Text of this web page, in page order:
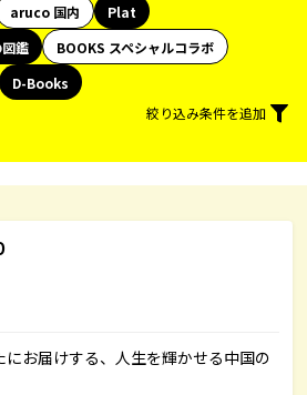
aruco 国内
Plat
鑑
BOOKS スペシャルコラボ
D-Books
絞り込み条件を追加
お届けする、人生を輝かせる中国の